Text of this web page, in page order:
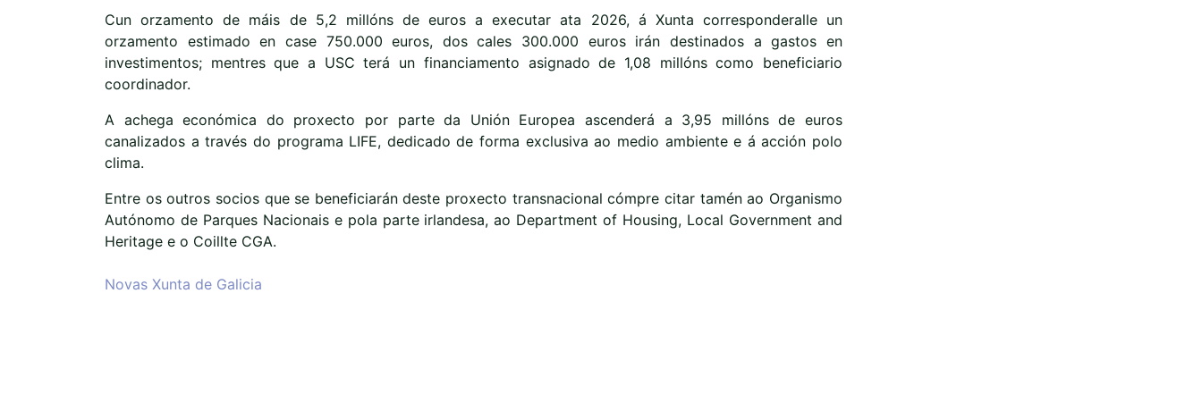
Cun orzamento de máis de 5,2 millóns de euros a executar ata 2026, á Xunta corresponderalle un
orzamento estimado en case 750.000 euros, dos cales 300.000 euros irán destinados a gastos en
investimentos; mentres que a USC terá un financiamento asignado de 1,08 millóns como beneficiario
coordinador.
A achega económica do proxecto por parte da Unión Europea ascenderá a 3,95 millóns de euros
canalizados a través do programa LIFE, dedicado de forma exclusiva ao medio ambiente e á acción polo
clima.
Entre os outros socios que se beneficiarán deste proxecto transnacional cómpre citar tamén ao Organismo
Autónomo de Parques Nacionais e pola parte irlandesa, ao Department of Housing, Local Government and
Heritage e o Coillte CGA.
Novas Xunta de Galicia